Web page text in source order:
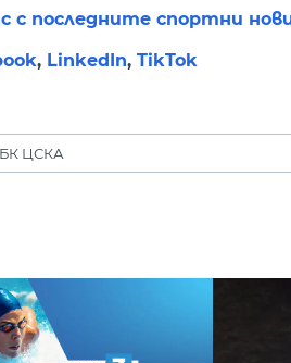
с последните спортни
, LinkedIn, TikTok
ЦСКА